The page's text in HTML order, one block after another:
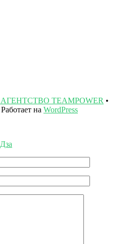
TEAMPOWER •
Работает на WordPress